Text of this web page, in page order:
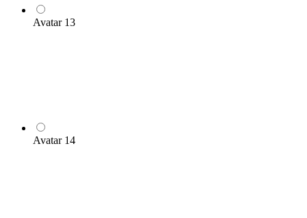
Avatar 13
Avatar 14